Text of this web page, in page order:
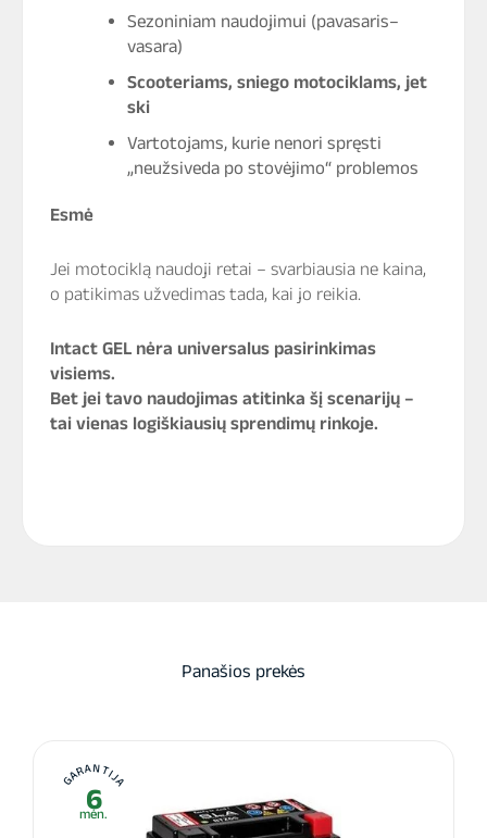
Sezoniniam naudojimui (pavasaris–
vasara)
Scooteriams, sniego motociklams, jet
ski
Vartotojams, kurie nenori spręsti
„neužsiveda po stovėjimo“ problemos
Esmė
Jei motociklą naudoji retai – svarbiausia ne kaina,
o patikimas užvedimas tada, kai jo reikia.
Intact GEL nėra universalus pasirinkimas
visiems.
Bet jei tavo naudojimas atitinka šį scenarijų –
tai vienas logiškiausių sprendimų rinkoje.
Panašios prekės
GARANTIJA
6
mėn.